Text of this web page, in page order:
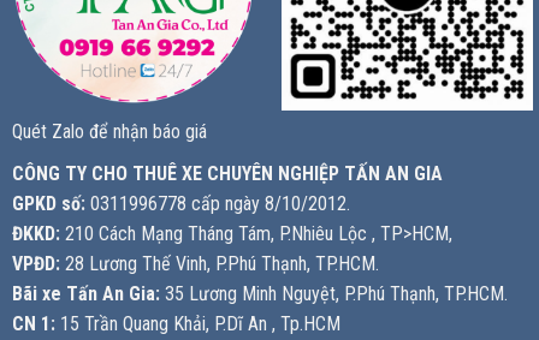
Quét Zalo để nhận báo giá
CÔNG TY CHO THUÊ XE CHUYÊN NGHIỆP TẤN AN GIA
GPKD số: 0311996778 cấp ngày 8/10/2012.
ĐKKD: 210 Cách Mạng Tháng Tám, P.Nhiêu Lộc , TP>HCM,
VPĐD: 28 Lương Thế Vinh, P.Phú Thạnh, TP.HCM.
Bãi xe Tấn An Gia: 35 Lương Minh Nguyệt, P.Phú Thạnh, TP.HCM.
CN 1: 15 Trần Quang Khải, P.Dĩ An , Tp.HCM